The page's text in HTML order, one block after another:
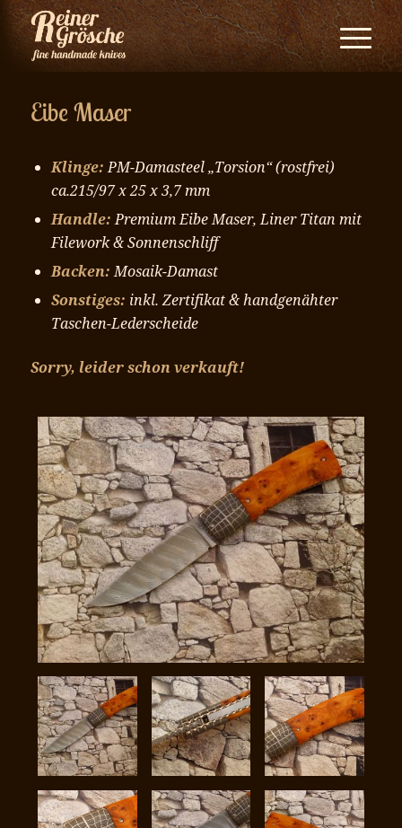
Eibe Maser
Klinge:PM-Damasteel „Torsion“ (rostfrei)
ca.215/97 x 25 x 3,7 mm
Handle:Premium Eibe Maser, Liner Titan mit
Filework & Sonnenschliff
Backen:Mosaik-Damast
Sonstiges: inkl. Zertifikat & handgenähter
Taschen-Lederscheide
Sorry, leider schon verkauft!